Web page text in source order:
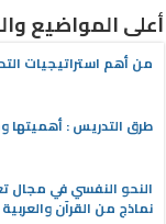
أعلى المواضيع
من أهم استراتيجيات
طرق التدريس : أهميتها
النحو النفسي في مجال
نماذج من القرآن